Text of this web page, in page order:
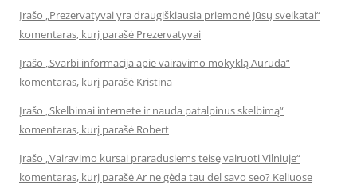
Įrašo „Prezervatyvai yra draugiškiausia priemonė Jūsų sveikatai“
komentaras, kurį parašė Prezervatyvai
Įrašo „Svarbi informacija apie vairavimo mokyklą Auruda“
komentaras, kurį parašė Kristina
Įrašo „Skelbimai internete ir nauda patalpinus skelbimą“
komentaras, kurį parašė Robert
Įrašo „Vairavimo kursai praradusiems teisę vairuoti Vilniuje“
komentaras, kurį parašė Ar ne gėda tau del savo seo? Keliuose